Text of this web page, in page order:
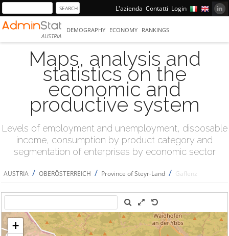
L'azienda Contatti Login
AUSTRIA
DEMOGRAPHY ECONOMY RANKINGS
Maps, analysis and
statistics on the
economic and
productive system
Levels of employment and unemployment, disposable
income, consumption by product category and
segmentation of enterprises by economic sector
AUSTRIA / OBERÖSTERREICH / Province of Steyr-Land / Gaflenz